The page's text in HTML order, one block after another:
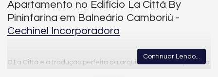
Apartamento no Edifício La Città By
Pininfarina em Balneário Camboriú -
Cechinel Incorporadora
O La Città é a tradução perfeita da arquitetura contemporânea
Continuar Lendo...